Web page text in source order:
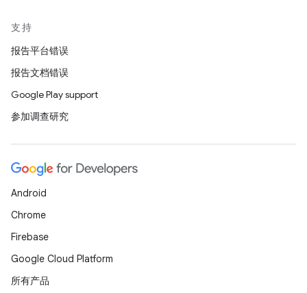
支持
报告平台错误
报告文档错误
Google Play support
参加调查研究
Android
Chrome
Firebase
Google Cloud Platform
所有产品